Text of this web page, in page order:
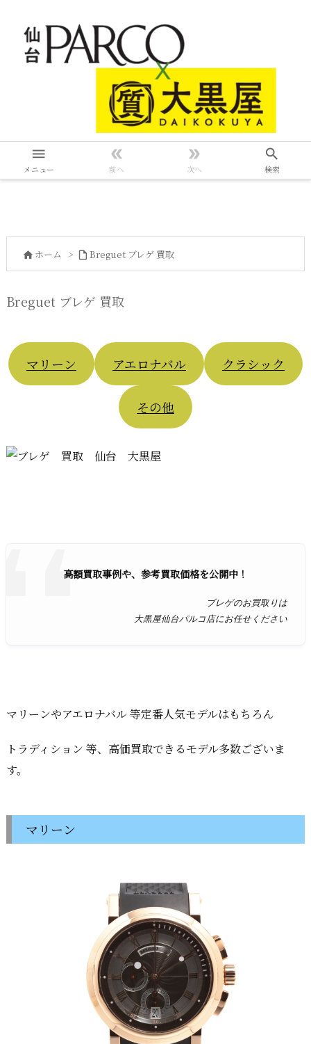

メニュー

前へ

次へ

検索
 ホーム >  Breguet ブレゲ 買取
Breguet ブレゲ 買取
マリーン アエロナバル クラシック
その他
高額買取事例や、参考買取価格を公開中！
ブレゲのお買取りは
大黒屋仙台パルコ店にお任せください
マリーンやアエロナバル 等定番人気モデルはもちろん
トラディション 等、高価買取できるモデル多数ございま
す。
マリーン